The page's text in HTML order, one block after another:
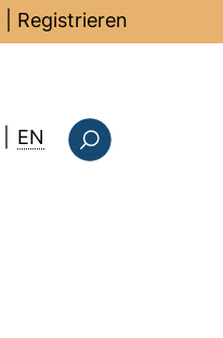
Registrieren
EN : this page in